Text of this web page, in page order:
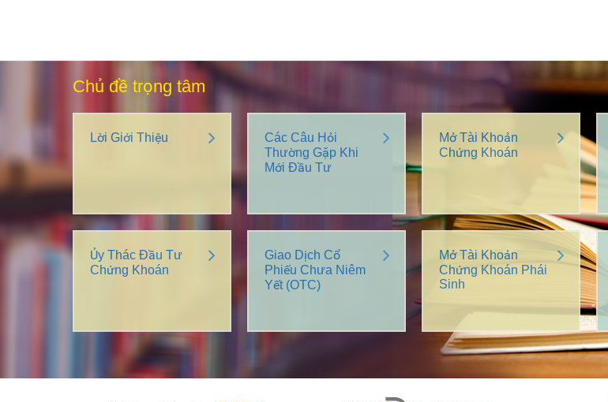
Chủ đề trọng tâm
Lời Giới Thiệu
Các Câu Hỏi
Thường Gặp Khi
Mới Đầu Tư
Mở Tài Khoản
Chứng Khoán
Ủy Thác Đầu Tư
Chứng Khoán
Giao Dịch Cổ
Phiếu Chưa Niêm
Yết (OTC)
Mở Tài Khoản
Chứng Khoán Phái
Sinh